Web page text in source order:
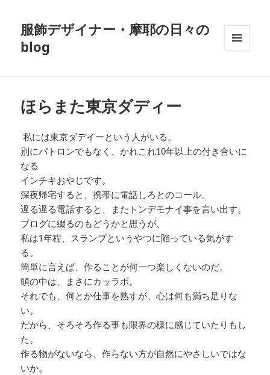
服飾デザイナー・摩耶の日々の
blog
ほらまた東京ダディー
私には東京ダデイーという人がいる。
別にパトロンでもなく、かれこれ10年以上の付き合いに
なる
インチキおやじです。
深夜帰宅すると、携帯に電話しろとのコール。
遅る遅る電話すると、またトンデモナイ事を言い出す。
ブログに綴るのもどうかと思うが、
私は1年程、スランプというやつに陥っている気がす
る。
簡単に言えば、作ることが何一つ楽しくないのだ。
頭の中は、まさにカッラポ。
それでも、何とか仕事を熟すが、心は何も満ち足りな
い。
だから、そろそろ作る事も限界の様に感じていたりもし
た。
作る物がないなら、作らない方が自然にやさしいではな
いか。